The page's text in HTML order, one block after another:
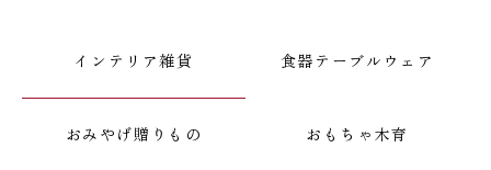
インテリア雑貨 食器 テーブルウェア
おみやげ贈りもの おもちゃ 木育